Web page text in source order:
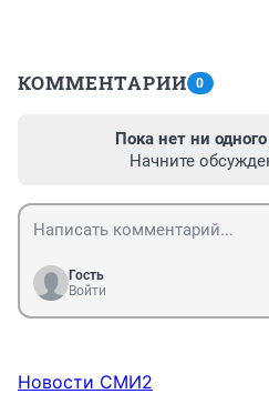
КОММЕНТАРИИ 0
Пока нет ни
Начните
Гость
Войти
Новости СМИ2